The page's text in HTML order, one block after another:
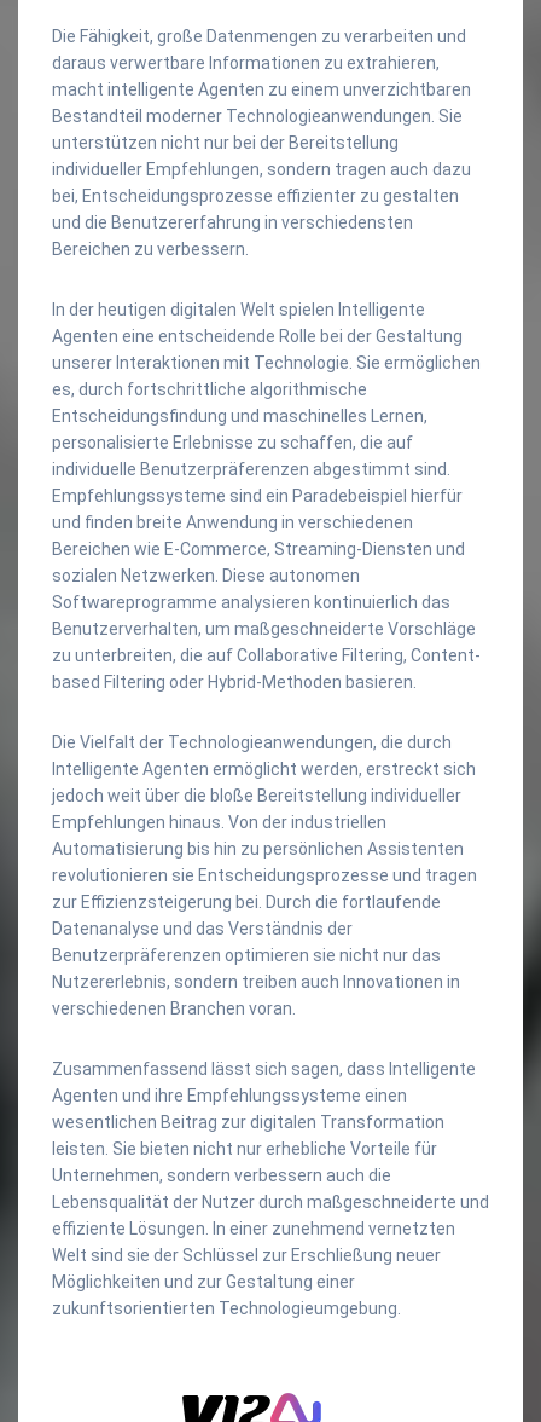
Die Fähigkeit, große Datenmengen zu verarbeiten und
daraus verwertbare Informationen zu extrahieren,
macht intelligente Agenten zu einem unverzichtbaren
Bestandteil moderner Technologieanwendungen. Sie
unterstützen nicht nur bei der Bereitstellung
individueller Empfehlungen, sondern tragen auch dazu
bei, Entscheidungsprozesse effizienter zu gestalten
und die Benutzererfahrung in verschiedensten
Bereichen zu verbessern.
In der heutigen digitalen Welt spielen Intelligente
Agenten eine entscheidende Rolle bei der Gestaltung
unserer Interaktionen mit Technologie. Sie ermöglichen
es, durch fortschrittliche algorithmische
Entscheidungsfindung und maschinelles Lernen,
personalisierte Erlebnisse zu schaffen, die auf
individuelle Benutzerpräferenzen abgestimmt sind.
Empfehlungssysteme sind ein Paradebeispiel hierfür
und finden breite Anwendung in verschiedenen
Bereichen wie E-Commerce, Streaming-Diensten und
sozialen Netzwerken. Diese autonomen
Softwareprogramme analysieren kontinuierlich das
Benutzerverhalten, um maßgeschneiderte Vorschläge
zu unterbreiten, die auf Collaborative Filtering, Content-
based Filtering oder Hybrid-Methoden basieren.
Die Vielfalt der Technologieanwendungen, die durch
Intelligente Agenten ermöglicht werden, erstreckt sich
jedoch weit über die bloße Bereitstellung individueller
Empfehlungen hinaus. Von der industriellen
Automatisierung bis hin zu persönlichen Assistenten
revolutionieren sie Entscheidungsprozesse und tragen
zur Effizienzsteigerung bei. Durch die fortlaufende
Datenanalyse und das Verständnis der
Benutzerpräferenzen optimieren sie nicht nur das
Nutzererlebnis, sondern treiben auch Innovationen in
verschiedenen Branchen voran.
Zusammenfassend lässt sich sagen, dass Intelligente
Agenten und ihre Empfehlungssysteme einen
wesentlichen Beitrag zur digitalen Transformation
leisten. Sie bieten nicht nur erhebliche Vorteile für
Unternehmen, sondern verbessern auch die
Lebensqualität der Nutzer durch maßgeschneiderte und
effiziente Lösungen. In einer zunehmend vernetzten
Welt sind sie der Schlüssel zur Erschließung neuer
Möglichkeiten und zur Gestaltung einer
zukunftsorientierten Technologieumgebung.